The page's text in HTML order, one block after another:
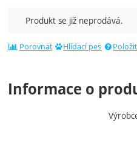
Produkt se již neprodává.
Porovnat Hlídací pes
Informace o